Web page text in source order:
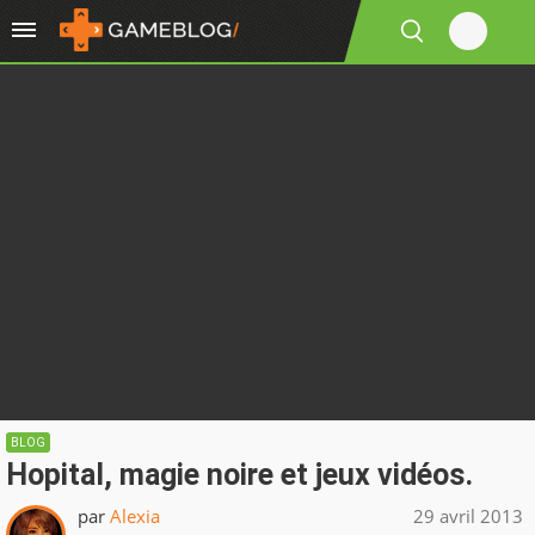
BLOG
Hopital, magie noire et jeux vidéos.
par Alexia 29 avril 2013